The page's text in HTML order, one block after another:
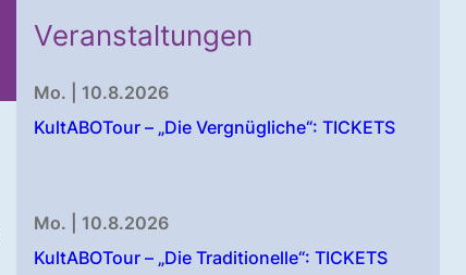
Veranstaltungen
Mo. | 10.8.2026
KultABOTour – „Die Vergnügliche“: TICKETS
Mo. | 10.8.2026
KultABOTour – „Die Traditionelle“: TICKETS